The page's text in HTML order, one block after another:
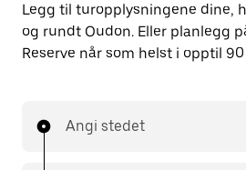
Legg til turopplysningene dine,
og rundt Oudon. Eller planlegg
Reserve når som helst i opptil
Angi stedet